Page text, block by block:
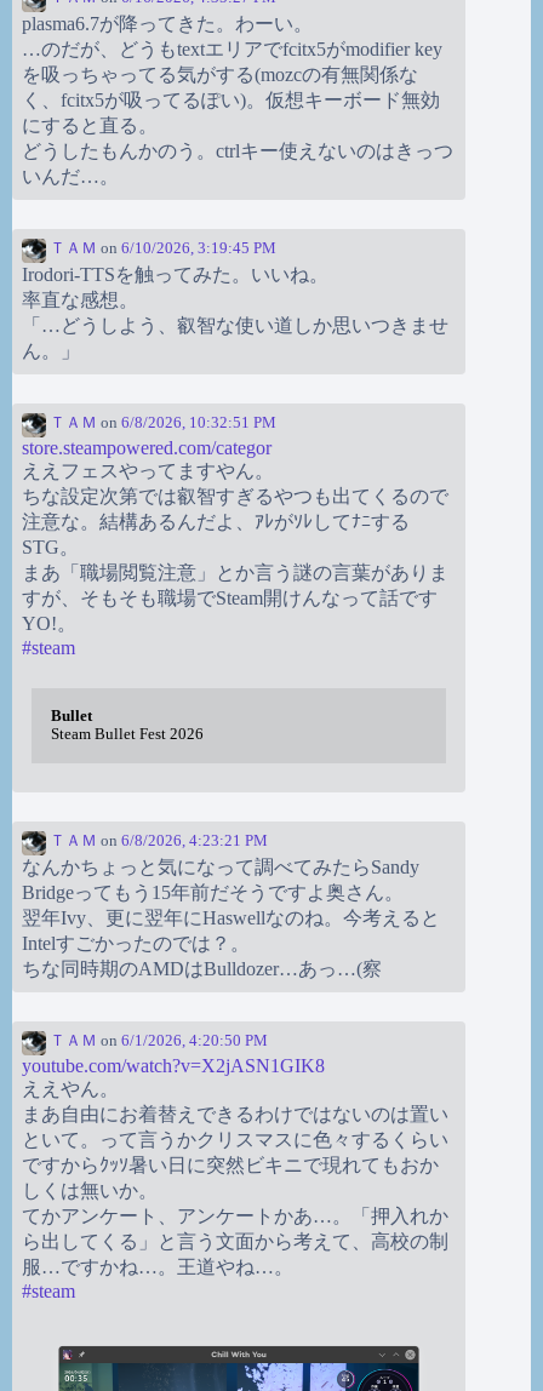
plasma6.7が降ってきた。わーい。
…のだが、どうもtextエリアでfcitx5がmodifier key
を吸っちゃってる気がする(mozcの有無関係な
く、fcitx5が吸ってるぽい)。仮想キーボード無効
にすると直る。
どうしたもんかのう。ctrlキー使えないのはきっつ
いんだ…。
ＴＡＭ on 6/10/2026, 3:19:45 PM
Irodori-TTSを触ってみた。いいね。
率直な感想。
「…どうしよう、叡智な使い道しか思いつきませ
ん。」
ＴＡＭ on 6/8/2026, 10:32:51 PM
store.steampowered.com/categor
ええフェスやってますやん。
ちな設定次第では叡智すぎるやつも出てくるので
注意な。結構あるんだよ、ｱﾚがｿﾚしてﾅﾆする
STG。
まあ「職場閲覧注意」とか言う謎の言葉がありま
すが、そもそも職場でSteam開けんなって話です
YO!。
#steam
Bullet
Steam Bullet Fest 2026
ＴＡＭ on 6/8/2026, 4:23:21 PM
なんかちょっと気になって調べてみたらSandy
Bridgeってもう15年前だそうですよ奥さん。
翌年Ivy、更に翌年にHaswellなのね。今考えると
Intelすごかったのでは？。
ちな同時期のAMDはBulldozer…あっ…(察
ＴＡＭ on 6/1/2026, 4:20:50 PM
youtube.com/watch?v=X2jASN1GIK8
ええやん。
まあ自由にお着替えできるわけではないのは置い
といて。って言うかクリスマスに色々するくらい
ですからｸｯｿ暑い日に突然ビキニで現れてもおか
しくは無いか。
てかアンケート、アンケートかあ…。「押入れか
ら出してくる」と言う文面から考えて、高校の制
服…ですかね…。王道やね…。
#steam